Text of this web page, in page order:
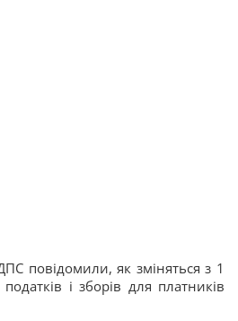
повідомили, як зміняться з 1
і зборів для платників